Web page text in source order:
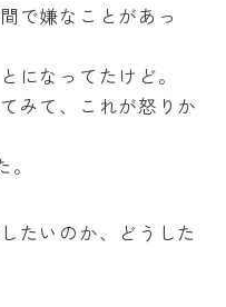
で嫌なことがあっ
になってたけど。
みて、これが怒りか
たいのか、どうした